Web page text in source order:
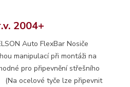
2004+
Auto FlexBar Nosiče
manipulací při montáži na
pro připevnění střešního
(Na ocelové tyče lze připevnit